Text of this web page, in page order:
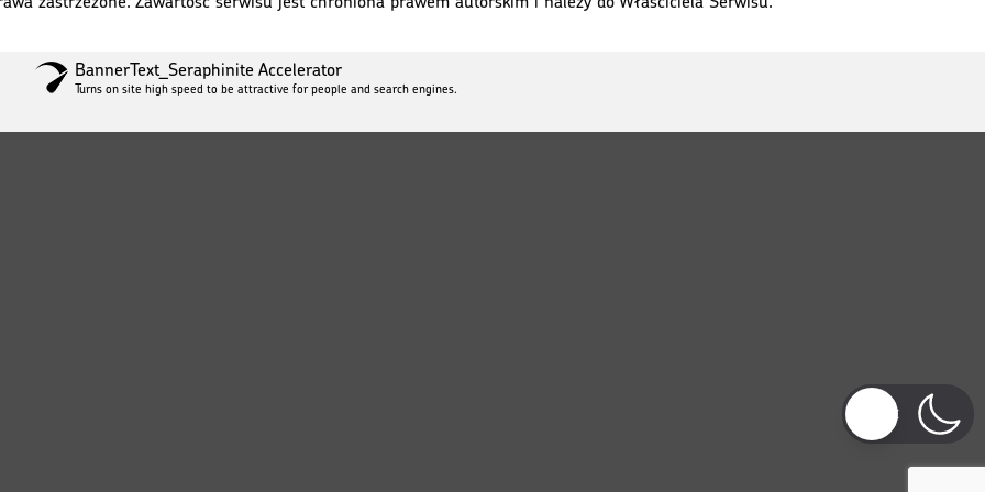
BannerText_Seraphinite Accelerator
Turns on site high speed to be attractive for people and search engines.